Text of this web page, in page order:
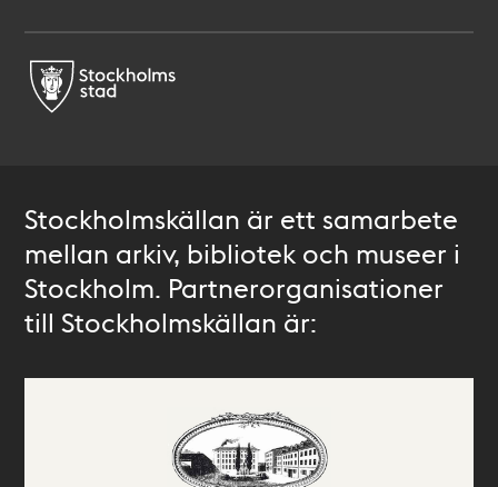
Stockholmskällan är ett samarbete
mellan arkiv, bibliotek och museer i
Stockholm. Partnerorganisationer
till Stockholmskällan är: